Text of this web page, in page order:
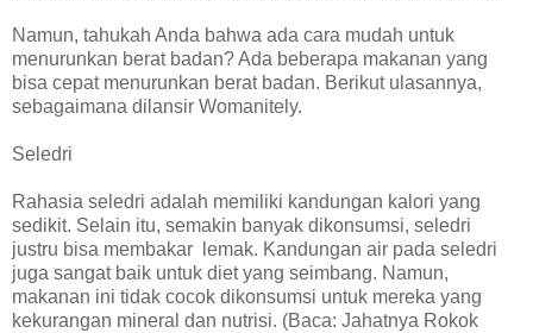
Namun, tahukah Anda bahwa ada cara mudah untuk
menurunkan berat badan? Ada beberapa makanan yang
bisa cepat menurunkan berat badan. Berikut ulasannya,
sebagaimana dilansir Womanitely.
Seledri
Rahasia seledri adalah memiliki kandungan kalori yang
sedikit. Selain itu, semakin banyak dikonsumsi, seledri
justru bisa membakar lemak. Kandungan air pada seledri
juga sangat baik untuk diet yang seimbang. Namun,
makanan ini tidak cocok dikonsumsi untuk mereka yang
kekurangan mineral dan nutrisi. (Baca: Jahatnya Rokok